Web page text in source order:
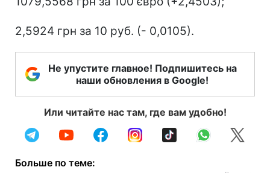
2,5924 грн за 10 руб. (- 0,0105).
Не упустите главное! Подпишитесь на
наши обновления в Google!
Или читайте нас там, где вам удобно!
Больше по теме: